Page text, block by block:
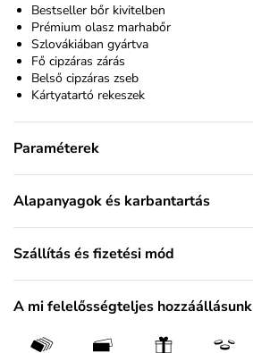
Bestseller bőr kivitelben
Prémium olasz marhabőr
Szlovákiában gyártva
Fő cipzáras zárás
Belső cipzáras zseb
Kártyatartó rekeszek
Paraméterek
Alapanyagok és karbantartás
Szállítás és fizetési mód
A mi felelősségteljes hozzáállásunk